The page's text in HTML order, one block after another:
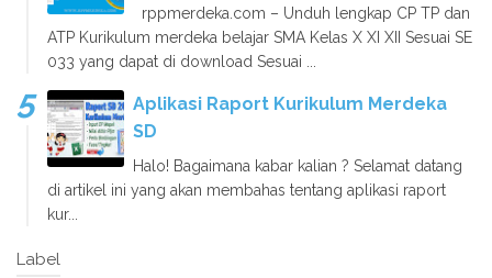
rppmerdeka.com – Unduh lengkap CP TP dan
ATP Kurikulum merdeka belajar SMA Kelas X XI XII Sesuai SE
033 yang dapat di download Sesuai ...
Aplikasi Raport Kurikulum Merdeka
SD
Halo! Bagaimana kabar kalian ? Selamat datang
di artikel ini yang akan membahas tentang aplikasi raport
kur...
Label